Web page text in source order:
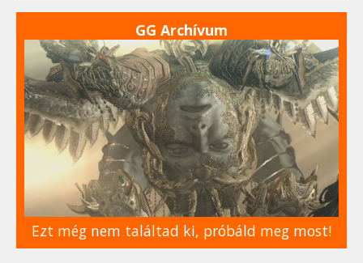
GG Archívum
Ezt még nem találtad ki, próbáld meg most!